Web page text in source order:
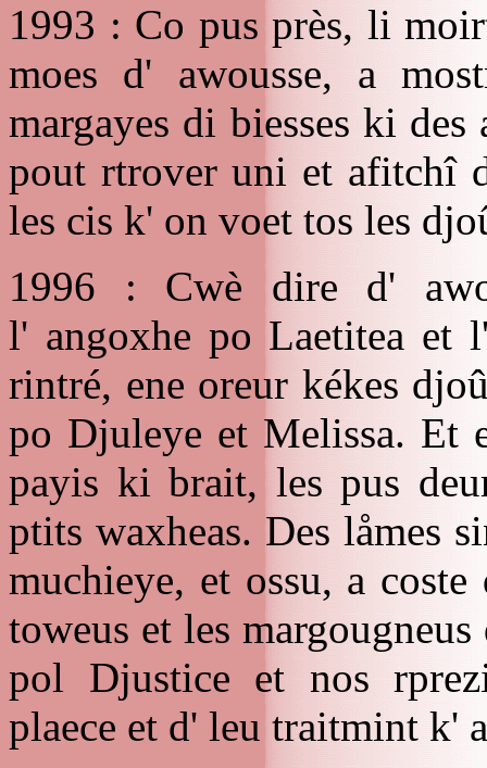
1993 : Co pus près, li
moes d' awousse, a
margayes di biesses ki
pout rtrover uni et afitchî
les cis k' on voet tos les
1996 : Cwè dire d'
l' angoxhe po Laetitea et
rintré, ene oreur kékes
po Djuleye et Melissa. Et
payis ki brait, les pus
ptits waxheas. Des låmes
muchieye, et ossu, a
toweus et les
pol Djustice et nos
plaece et d' leu traitmint k'